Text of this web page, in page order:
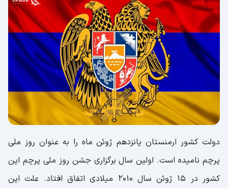
دولت کشور ارمنستان پانزدهم ژوئن ماه را به عنوان روز ملی
پرچم نامیده است. اولین سال برگزاری جشن روز ملی پرچم این
کشور در ۱۵ ژوئن سال ۲۰۱۰ میلادی اتفاق افتاد. علت این